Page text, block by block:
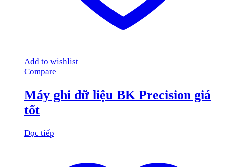
Add to wishlist
Compare
Máy ghi dữ liệu BK Precision giá
tốt
Đọc tiếp